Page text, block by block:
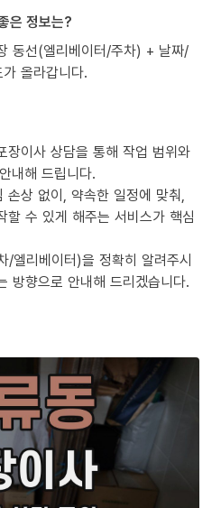
은 정보는?
동선(엘리베이터/주차) + 날짜/
올라갑니다.
장이사 상담을 통해 작업 범위와
내해 드립니다.
손상 없이, 약속한 일정에 맞춰,
할 수 있게 해주는 서비스가 핵심
/엘리베이터)을 정확히 알려주시
방향으로 안내해 드리겠습니다.